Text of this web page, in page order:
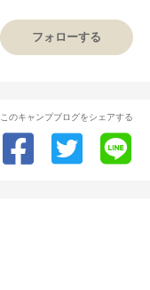
フォローする
このキャンプブログをシェアする